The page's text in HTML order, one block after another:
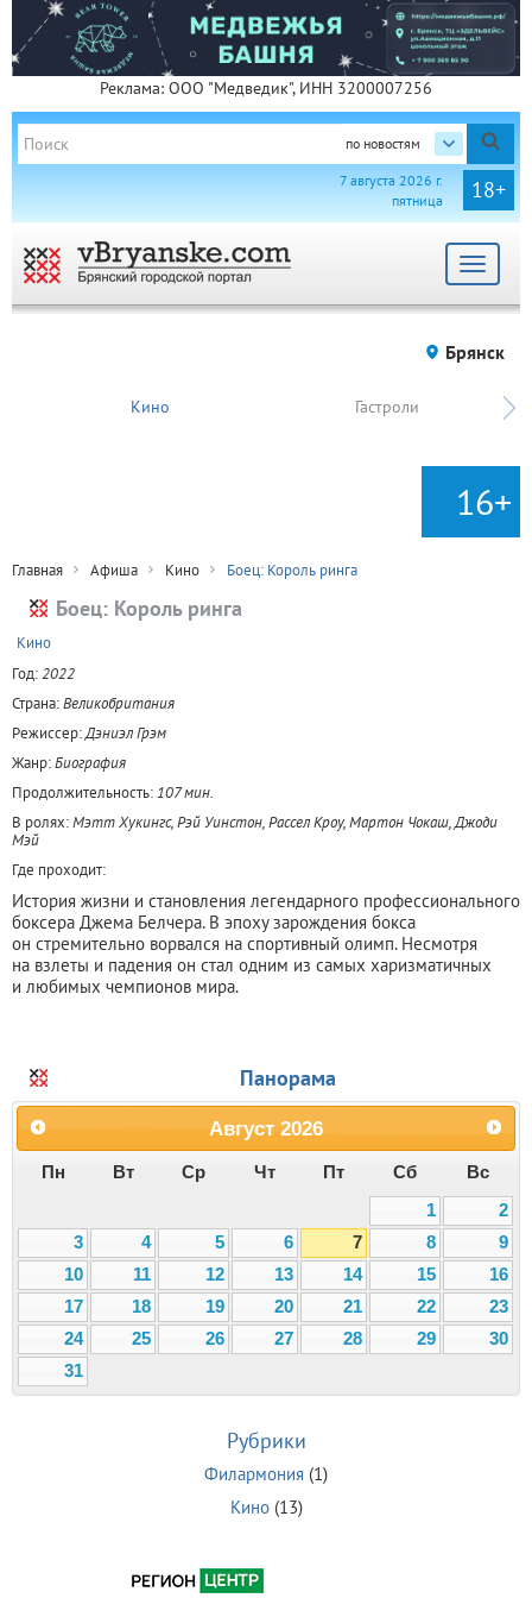
Реклама: ООО "Медведик", ИНН 3200007256
по новостям
18+
7 августа 2026 г.
пятница
Toggle
Брянск
Кино Гастроли
16+
Главная Афиша Кино Боец: Король ринга
Боец: Король ринга
Кино
Год:2022
Страна:Великобритания
Режиссер:Дэниэл Грэм
Жанр:Биография
Продолжительность: 107 мин.
В ролях:Мэтт Хукингс, Рэй Уинстон, Рассел Кроу, Мартон Чокаш, Джоди
Мэй
Где проходит:
История жизни и становления легендарного профессионального
боксера Джема Белчера. В эпоху зарождения бокса
он стремительно ворвался на спортивный олимп. Несмотря
на взлеты и падения он стал одним из самых харизматичных
и любимых чемпионов мира.
Панорама
Август 2026
Пн Вт Ср Чт Пт Сб
Вс
1
2
3
4 5 6 7 8
9
10
11 12 13 14 15
16
17
18 19 20 21 22
23
24
25 26 27 28 29
30
31
Рубрики
Филармония (1)
Кино(13)